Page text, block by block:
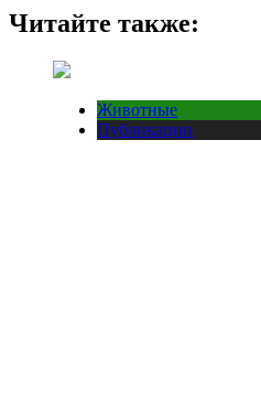
Читайте также:
Животные
Публикации